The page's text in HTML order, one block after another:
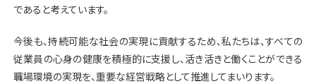
であると考えています。
今後も、持続可能な社会の実現に貢献するため、私たちは、すべての
従業員の心身の健康を積極的に支援し、活き活きと働くことができる
職場環境の実現を、重要な経営戦略として推進してまいります。